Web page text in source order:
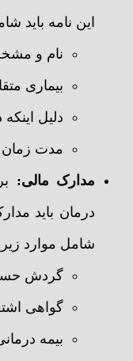
این نامه باید
نام و
بیماری
دلیل
مدت زمان
مدارک مالی:
درمان باید
شامل موارد
گردش
گواهی
بیمه